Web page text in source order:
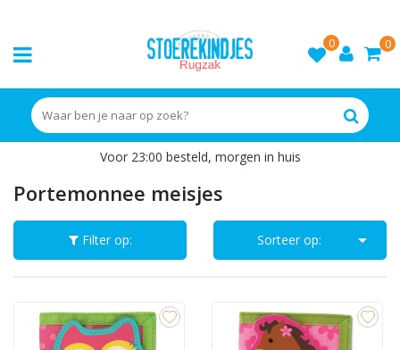
0
0
Voor 23:00 besteld, morgen in huis
Portemonnee meisjes
Filter op: Sorteer op: 